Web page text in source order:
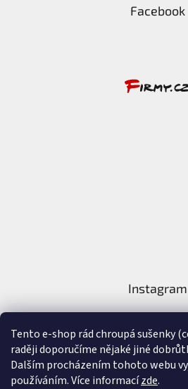
Tento e-shop rád chroupá sušenky
raději doporučíme nějaké jiné
Dalším procházením tohoto webu
používáním. Více informacízde.
Facebook
Instagram
Sledovat na